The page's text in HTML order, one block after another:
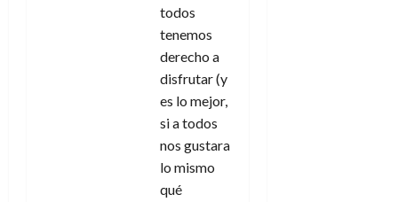
todos
tenemos
derecho a
disfrutar (y
es lo mejor,
si a todos
nos gustara
lo mismo
qué